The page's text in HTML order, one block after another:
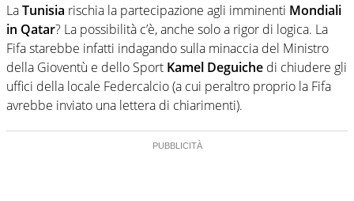
LaTunisia rischia la partecipazione agli imminenti Mondiali
in Qatar? La possibilità c’è, anche solo a rigor di logica. La
Fifa starebbe infatti indagando sulla minaccia del Ministro
della Gioventù e dello Sport Kamel Deguiche di chiudere gli
uffici della locale Federcalcio (a cui peraltro proprio la Fifa
avrebbe inviato una lettera di chiarimenti).